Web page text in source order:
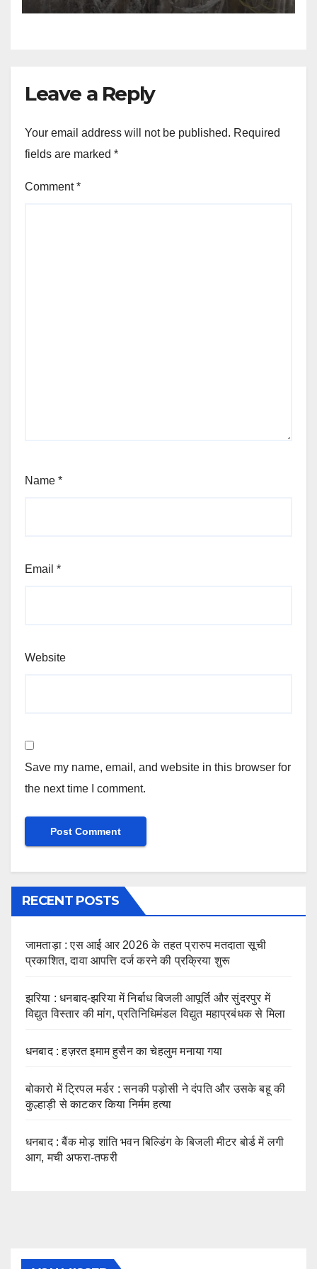
Leave a Reply
Your email address will not be published. Required
fields are marked *
Comment*
Name *
Email *
Website
Save my name, email, and website in this browser for
the next time I comment.
RECENT POSTS
जामताड़ा : एस आई आर 2026 के तहत प्रारुप मतदाता सूची
प्रकाशित, दावा आपत्ति दर्ज करने की प्रक्रिया शुरू
झरिया : धनबाद-झरिया में निर्बाध बिजली आपूर्ति और सुंदरपुर में
विद्युत विस्तार की मांग, प्रतिनिधिमंडल विद्युत महाप्रबंधक से मिला
धनबाद : हज़रत इमाम हुसैन का चेहलुम मनाया गया
बोकारो में ट्रिपल मर्डर : सनकी पड़ोसी ने दंपति और उसके बहू की
कुल्हाड़ी से काटकर किया निर्मम हत्या
धनबाद : बैंक मोड़ शांति भवन बिल्डिंग के बिजली मीटर बोर्ड में लगी
आग, मची अफरा-तफरी